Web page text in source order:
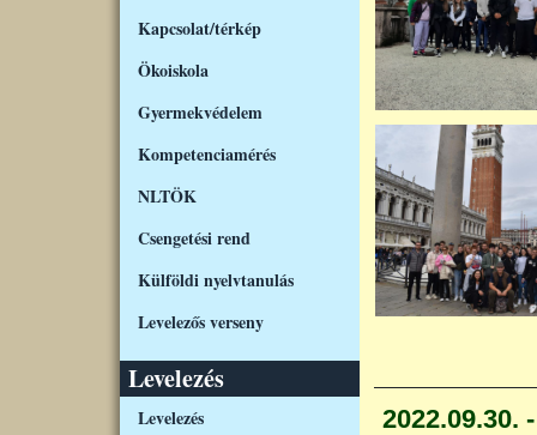
Kapcsolat/térkép
Ökoiskola
Gyermekvédelem
Kompetenciamérés
NLTÖK
Csengetési rend
Külföldi nyelvtanulás
Levelezős verseny
Levelezés
Levelezés 2022.09.30.